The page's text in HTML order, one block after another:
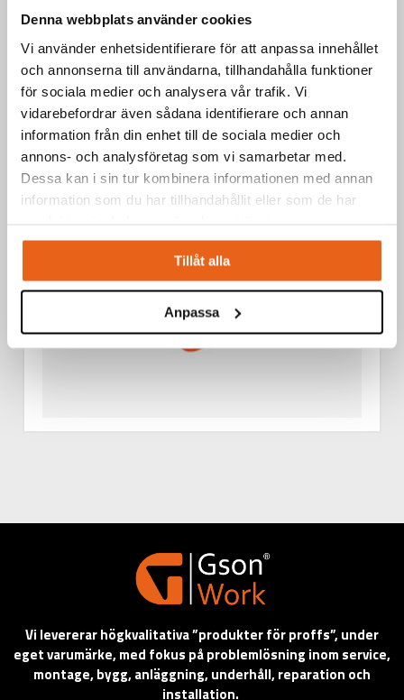
Denna webbplats använder cookies
Vi använder enhetsidentifierare för att anpassa innehållet
och annonserna till användarna, tillhandahålla funktioner
för sociala medier och analysera vår trafik. Vi
vidarebefordrar även sådana identifierare och annan
information från din enhet till de sociala medier och
annons- och analysföretag som vi samarbetar med.
Dessa kan i sin tur kombinera informationen med annan
information som du har tillhandahållit eller som de har
Tillåt alla
Anpassa
Handmaskiner / Batteridrivna elverktyg
CORDLESS ANGLE GRINDER 800W 5" / 125 MM 21 V + 1
ST 4,0 AH BATTERY
Vi levererar högkvalitativa ”produkter för proffs”, under
eget varumärke, med fokus på problemlösning inom service,
montage, bygg, anläggning, underhåll, reparation och
installation.